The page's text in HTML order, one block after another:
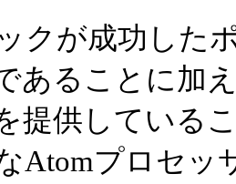
クが成功した
あることに加
提供している
Atomプロセッ